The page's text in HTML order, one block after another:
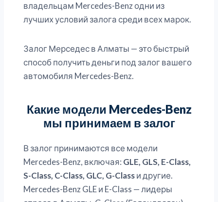
владельцам Mercedes-Benz одни из
лучших условий залога среди всех марок.
Залог Мерседес в Алматы — это быстрый
способ получить деньги под залог вашего
автомобиля Mercedes-Benz.
Какие модели Mercedes-Benz
мы принимаем в залог
В залог принимаются все модели
Mercedes-Benz, включая: GLE, GLS, E-Class,
S-Class, C-Class, GLC, G-Classи другие.
Mercedes-Benz GLE и E-Class — лидеры